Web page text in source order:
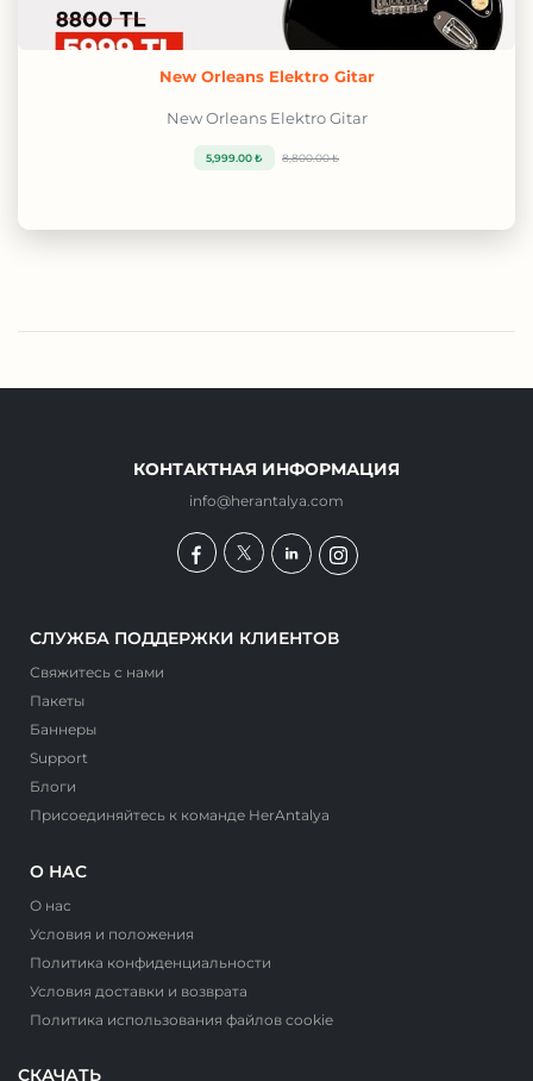
New Orleans Elektro Gitar
New Orleans Elektro Gitar
5,999.00 ₺ 8,800.00 ₺
КОНТАКТНАЯ ИНФОРМАЦИЯ
info@herantalya.com
СЛУЖБА ПОДДЕРЖКИ КЛИЕНТОВ
Свяжитесь с нами
Пакеты
Баннеры
Support
Блоги
Присоединяйтесь к команде HerAntalya
О НАС
О нас
Условия и положения
Политика конфиденциальности
Условия доставки и возврата
Политика использования файлов cookie
СКАЧАТЬ